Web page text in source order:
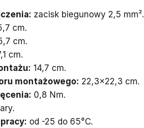
zacisk biegunowy 2,5 mm².
cm.
cm.
cm.
14,7 cm.
montażowego: 22,3×22,3 cm.
0,8 Nm.
od -25 do 65°C.